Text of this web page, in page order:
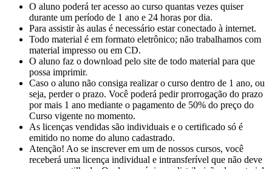
O aluno poderá ter acesso ao curso quantas vezes quiser
durante um período de 1 ano e 24 horas por dia.
Para assistir às aulas é necessário estar conectado à internet.
Todo material é em formato eletrônico; não trabalhamos com
material impresso ou em CD.
O aluno faz o download pelo site de todo material para que
possa imprimir.
Caso o aluno não consiga realizar o curso dentro de 1 ano, ou
seja, perder o prazo. Você poderá pedir prorrogação do prazo
por mais 1 ano mediante o pagamento de 50% do preço do
Curso vigente no momento.
As licenças vendidas são individuais e o certificado só é
emitido no nome do aluno cadastrado.
Atenção! Ao se inscrever em um de nossos cursos, você
receberá uma licença individual e intransferível que não deve